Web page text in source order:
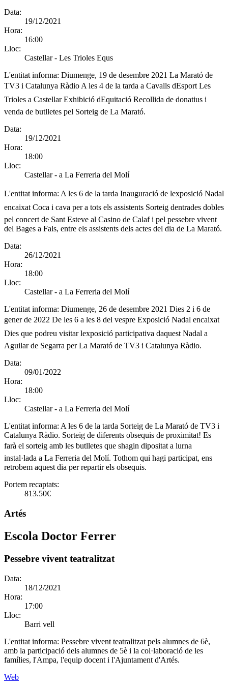
Data:
19/12/2021
Hora:
16:00
Lloc:
Castellar - Les Trioles Equs
L'entitat informa: Diumenge, 19 de desembre 2021 La Marató de
TV3 i Catalunya Ràdio A les 4 de la tarda a Cavalls dEsport Les
Trioles a Castellar Exhibició dEquitació Recollida de donatius i
venda de butlletes pel Sorteig de La Marató.
Data:
19/12/2021
Hora:
18:00
Lloc:
Castellar - a La Ferreria del Molí
L'entitat informa: A les 6 de la tarda Inauguració de lexposició Nadal
encaixat Coca i cava per a tots els assistents Sorteig dentrades dobles
pel concert de Sant Esteve al Casino de Calaf i pel pessebre vivent
del Bages a Fals, entre els assistents dels actes del dia de La Marató.
Data:
26/12/2021
Hora:
18:00
Lloc:
Castellar - a La Ferreria del Molí
L'entitat informa: Diumenge, 26 de desembre 2021 Dies 2 i 6 de
gener de 2022 De les 6 a les 8 del vespre Exposició Nadal encaixat
Dies que podreu visitar lexposició participativa daquest Nadal a
Aguilar de Segarra per La Marató de TV3 i Catalunya Ràdio.
Data:
09/01/2022
Hora:
18:00
Lloc:
Castellar - a La Ferreria del Molí
L'entitat informa: A les 6 de la tarda Sorteig de La Marató de TV3 i
Catalunya Ràdio. Sorteig de diferents obsequis de proximitat! Es
farà el sorteig amb les butlletes que shagin dipositat a lurna
instal·lada a La Ferreria del Molí. Tothom qui hagi participat, ens
retrobem aquest dia per repartir els obsequis.
Portem recaptats:
813.50€
Artés
Escola Doctor Ferrer
Pessebre vivent teatralitzat
Data:
18/12/2021
Hora:
17:00
Lloc:
Barri vell
L'entitat informa: Pessebre vivent teatralitzat pels alumnes de 6è,
amb la participació dels alumnes de 5è i la col·laboració de les
famílies, l'Ampa, l'equip docent i l'Ajuntament d'Artés.
Web